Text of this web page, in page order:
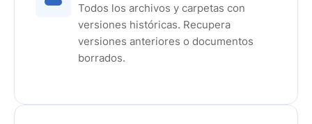
Todos los archivos y carpetas con
versiones históricas. Recupera
versiones anteriores o documentos
borrados.